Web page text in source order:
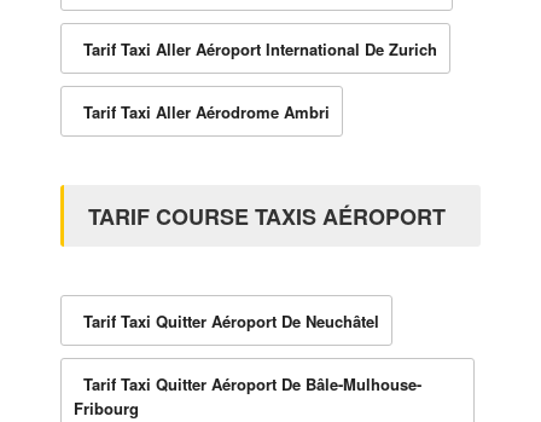
Tarif Taxi Aller Aéroport International De Zurich
Tarif Taxi Aller Aérodrome Ambri
TARIF COURSE TAXIS AÉROPORT
Tarif Taxi Quitter Aéroport De Neuchâtel
Tarif Taxi Quitter Aéroport De Bâle-Mulhouse-
Fribourg